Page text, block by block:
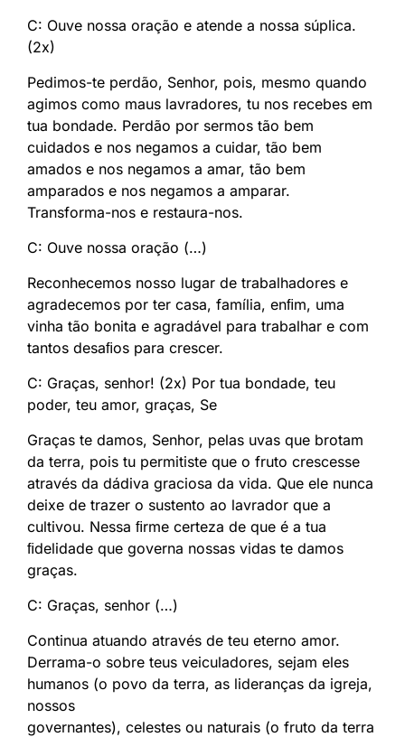
C: Ouve nossa oração e atende a nossa súplica.
(2x)
Pedimos-te perdão, Senhor, pois, mesmo quando
agimos como maus lavradores, tu nos recebes em
tua bondade. Perdão por sermos tão bem
cuidados e nos negamos a cuidar, tão bem
amados e nos negamos a amar, tão bem
amparados e nos negamos a amparar.
Transforma-nos e restaura-nos.
C: Ouve nossa oração (…)
Reconhecemos nosso lugar de trabalhadores e
agradecemos por ter casa, família, enﬁm, uma
vinha tão bonita e agradável para trabalhar e com
tantos desaﬁos para crescer.
C: Graças, senhor! (2x) Por tua bondade, teu
poder, teu amor, graças, Se
Graças te damos, Senhor, pelas uvas que brotam
da terra, pois tu permitiste que o fruto crescesse
através da dádiva graciosa da vida. Que ele nunca
deixe de trazer o sustento ao lavrador que a
cultivou. Nessa ﬁrme certeza de que é a tua
ﬁdelidade que governa nossas vidas te damos
graças.
C: Graças, senhor (…)
Continua atuando através de teu eterno amor.
Derrama-o sobre teus veiculadores, sejam eles
humanos (o povo da terra, as lideranças da igreja,
nossos
governantes), celestes ou naturais (o fruto da terra